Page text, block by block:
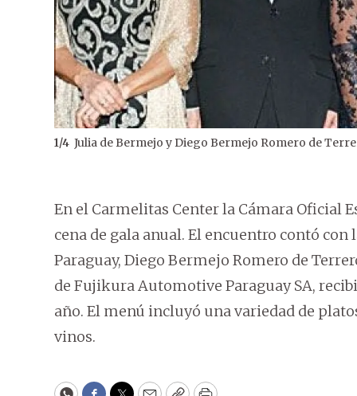
1/4 Julia de Bermejo y Diego Bermejo Romero de
En el Carmelitas Center la Cámara Oficial
cena de gala anual. El encuentro contó
Paraguay, Diego Bermejo Romero de
de Fujikura Automotive Paraguay SA,
año. El menú incluyó una variedad de
vinos.